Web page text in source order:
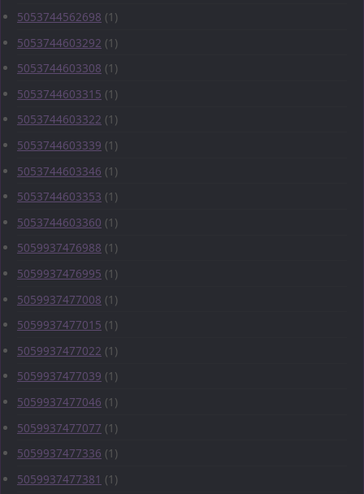
5053744562698 (1)
5053744603292 (1)
5053744603308 (1)
5053744603315 (1)
5053744603322 (1)
5053744603339 (1)
5053744603346 (1)
5053744603353 (1)
5053744603360 (1)
5059937476988 (1)
5059937476995 (1)
5059937477008 (1)
5059937477015 (1)
5059937477022 (1)
5059937477039 (1)
5059937477046 (1)
5059937477077 (1)
5059937477336 (1)
5059937477381 (1)